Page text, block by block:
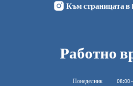
Към страницата в
Работно
Понеделник 08:00-